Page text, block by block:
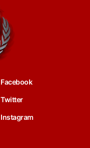
Facebook
Twitter
Instagram